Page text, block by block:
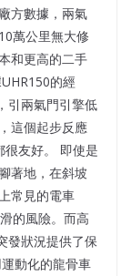
方數據，兩氣
萬公里無大修
和更高的二手
的經
引兩氣門引擎低
這個起步反應
友好。 即使是
著地，在斜坡
常見的電車
的風險。而高
發狀況提供了保
動化的龍骨車